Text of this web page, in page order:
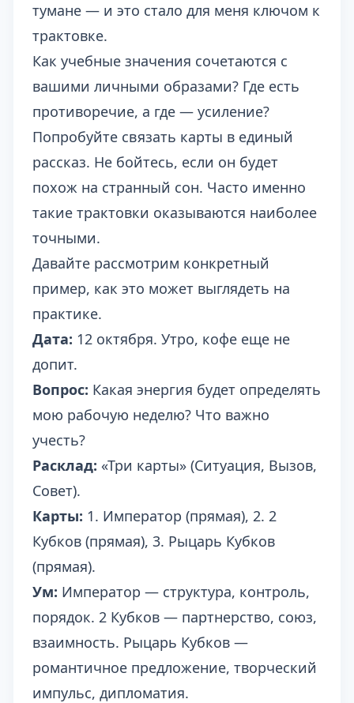
тумане — и это стало для меня ключом к
трактовке.
Как учебные значения сочетаются с
вашими личными образами? Где есть
противоречие, а где — усиление?
Попробуйте связать карты в единый
рассказ. Не бойтесь, если он будет
похож на странный сон. Часто именно
такие трактовки оказываются наиболее
точными.
Давайте рассмотрим конкретный
пример, как это может выглядеть на
практике.
Дата: 12 октября. Утро, кофе еще не
допит.
Вопрос: Какая энергия будет определять
мою рабочую неделю? Что важно
учесть?
Расклад: «Три карты» (Ситуация, Вызов,
Совет).
Карты: 1. Император (прямая), 2. 2
Кубков (прямая), 3. Рыцарь Кубков
(прямая).
Ум: Император — структура, контроль,
порядок. 2 Кубков — партнерство, союз,
взаимность. Рыцарь Кубков —
романтичное предложение, творческий
импульс, дипломатия.